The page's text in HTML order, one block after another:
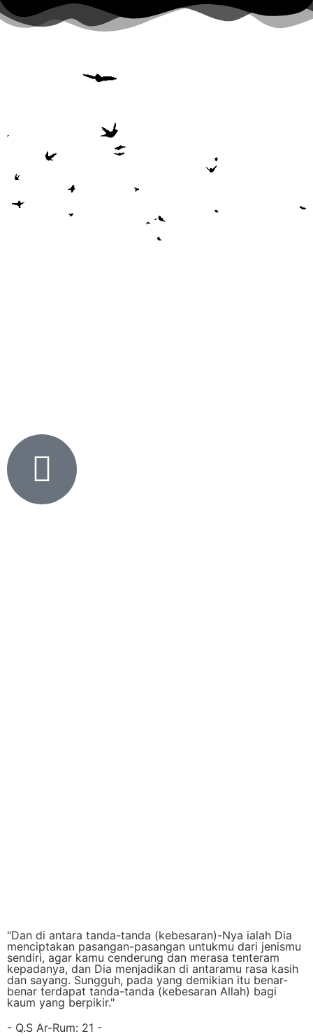
"Dan di antara tanda-tanda (kebesaran)-Nya ialah Dia
menciptakan pasangan-pasangan untukmu dari jenismu
sendiri, agar kamu cenderung dan merasa tenteram
kepadanya, dan Dia menjadikan di antaramu rasa kasih
dan sayang. Sungguh, pada yang demikian itu benar-
benar terdapat tanda-tanda (kebesaran Allah) bagi
kaum yang berpikir."
- Q.S Ar-Rum: 21 -